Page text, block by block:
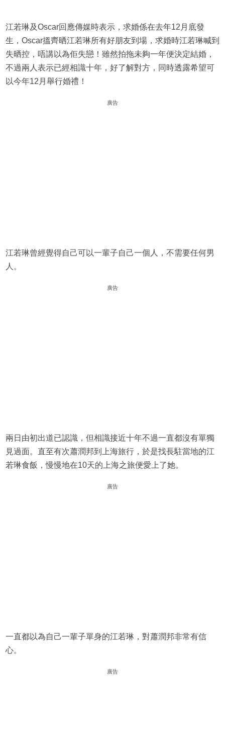
江若琳及Oscar回應傳媒時表示，求婚係在去年12月底發
生，Oscar搵齊晒江若琳所有好朋友到場，求婚時江若琳喊到
失晒控，唔講以為佢失戀！雖然拍拖未夠一年便決定結婚，
不過兩人表示已經相識十年，好了解對方，同時透露希望可
以今年12月舉行婚禮！
廣告
江若琳曾經覺得自己可以一輩子自己一個人，不需要任何男
人。
廣告
兩日由初出道已認識，但相識接近十年不過一直都沒有單獨
見過面。直至有次蕭潤邦到上海旅行，於是找長駐當地的江
若琳食飯，慢慢地在10天的上海之旅便愛上了她。
廣告
一直都以為自己一輩子單身的江若琳，對蕭潤邦非常有信
心。
廣告